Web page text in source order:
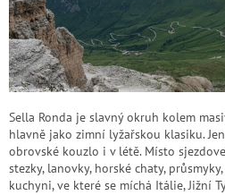
Sella Ronda je slavný okruh kolem
hlavně jako zimní lyžařskou klasiku.
obrovské kouzlo i v létě. Místo
stezky, lanovky, horské chaty,
kuchyni, ve které se míchá Itálie, Jižní